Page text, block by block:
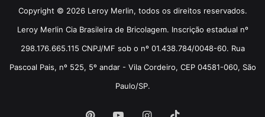
Copyright © 2026 Leroy Merlin, todos os direitos reservados.
Leroy Merlin Cia Brasileira de Bricolagem. Inscrição estadual nº
298.176.665.115 CNPJ/MF sob o nº 01.438.784/0048-60. Rua
Pascoal Pais, nº 525, 5º andar - Vila Cordeiro, CEP 04581-060, São
Paulo/SP.
PinterestYouTubeInstagram